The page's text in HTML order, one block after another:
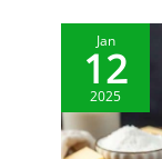
Jan
12
2025